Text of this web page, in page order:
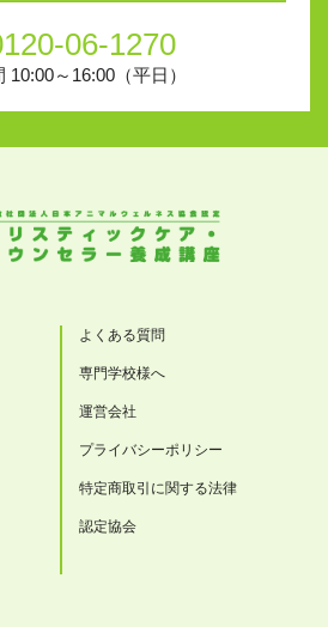
06-1270
10:00～16:00（平日）
よくある質問
専門学校様へ
運営会社
プライバシーポリシー
特定商取引に関する法律
認定協会